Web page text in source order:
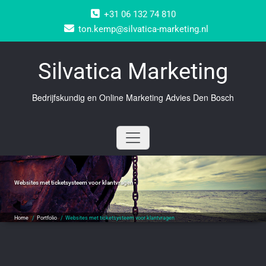
+31 06 132 74 810
ton.kemp@silvatica-marketing.nl
Silvatica Marketing
Bedrijfskundig en Online Marketing Advies Den Bosch
Websites met ticketsysteem voor klantvragen
Home / Portfolio/ Websites met ticketsysteem voor klantvragen